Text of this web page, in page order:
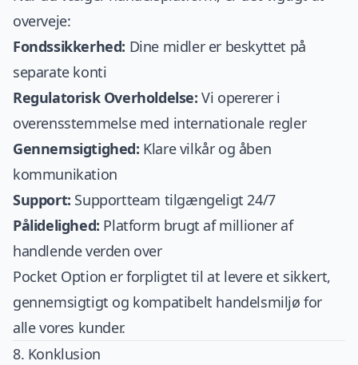
overveje:
Fondssikkerhed: Dine midler er beskyttet på
separate konti
Regulatorisk Overholdelse: Vi opererer i
overensstemmelse med internationale regler
Gennemsigtighed: Klare vilkår og åben
kommunikation
Support: Supportteam tilgængeligt 24/7
Pålidelighed: Platform brugt af millioner af
handlende verden over
Pocket Option er forpligtet til at levere et sikkert,
gennemsigtigt og kompatibelt handelsmiljø for
alle vores kunder.
8. Konklusion